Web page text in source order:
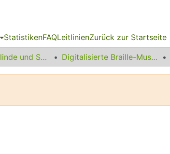
StatistikenFAQLeitlinienZurück zur Startseite
Service für Blinde und Sehbehinderte Digitalisierte Braille-Musik-Matrizen des VzfB